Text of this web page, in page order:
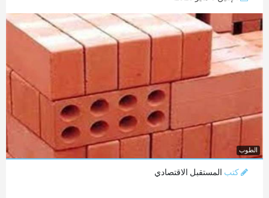
الطوب
كتب المستقبل الاقتصادي